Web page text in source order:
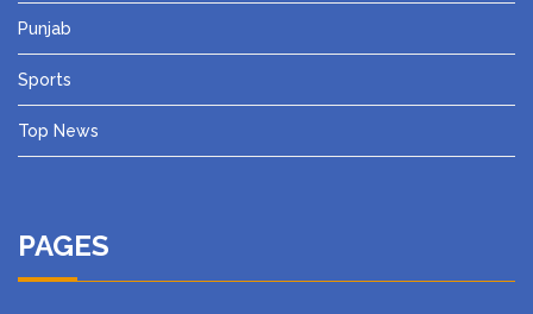
Punjab
Sports
Top News
PAGES